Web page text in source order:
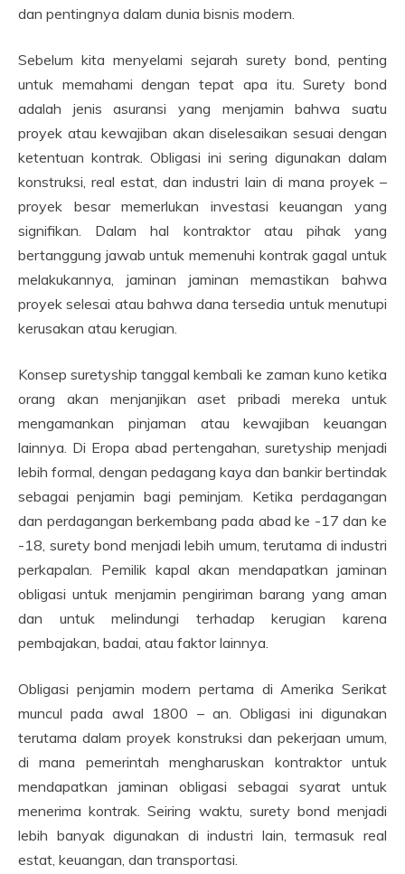
dan pentingnya dalam dunia bisnis modern.
Sebelum kita menyelami sejarah surety bond, penting
untuk memahami dengan tepat apa itu. Surety bond
adalah jenis asuransi yang menjamin bahwa suatu
proyek atau kewajiban akan diselesaikan sesuai dengan
ketentuan kontrak. Obligasi ini sering digunakan dalam
konstruksi, real estat, dan industri lain di mana proyek –
proyek besar memerlukan investasi keuangan yang
signifikan. Dalam hal kontraktor atau pihak yang
bertanggung jawab untuk memenuhi kontrak gagal untuk
melakukannya, jaminan jaminan memastikan bahwa
proyek selesai atau bahwa dana tersedia untuk menutupi
kerusakan atau kerugian.
Konsep suretyship tanggal kembali ke zaman kuno ketika
orang akan menjanjikan aset pribadi mereka untuk
mengamankan pinjaman atau kewajiban keuangan
lainnya. Di Eropa abad pertengahan, suretyship menjadi
lebih formal, dengan pedagang kaya dan bankir bertindak
sebagai penjamin bagi peminjam. Ketika perdagangan
dan perdagangan berkembang pada abad ke -17 dan ke
-18, surety bond menjadi lebih umum, terutama di industri
perkapalan. Pemilik kapal akan mendapatkan jaminan
obligasi untuk menjamin pengiriman barang yang aman
dan untuk melindungi terhadap kerugian karena
pembajakan, badai, atau faktor lainnya.
Obligasi penjamin modern pertama di Amerika Serikat
muncul pada awal 1800 – an. Obligasi ini digunakan
terutama dalam proyek konstruksi dan pekerjaan umum,
di mana pemerintah mengharuskan kontraktor untuk
mendapatkan jaminan obligasi sebagai syarat untuk
menerima kontrak. Seiring waktu, surety bond menjadi
lebih banyak digunakan di industri lain, termasuk real
estat, keuangan, dan transportasi.